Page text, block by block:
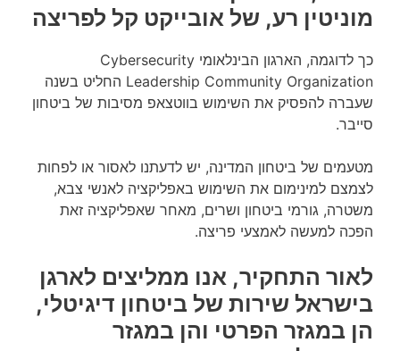
מוניטין רע, של אובייקט קל לפריצה
כך לדוגמה, הארגון הבינלאומי Cybersecurity
Leadership Community Organization החליט בשנה
שעברה להפסיק את השימוש בווטצאפ מסיבות של ביטחון
סייבר.
מטעמים של ביטחון המדינה, יש לדעתנו לאסור או לפחות
לצמצם למינימום את השימוש באפליקציה לאנשי צבא,
משטרה, גורמי ביטחון ושרים, מאחר שאפליקציה זאת
הפכה למעשה לאמצעי פריצה.
לאור התחקיר, אנו ממליצים לארגן
בישראל שירות של ביטחון דיגיטלי,
הן במגזר הפרטי והן במגזר